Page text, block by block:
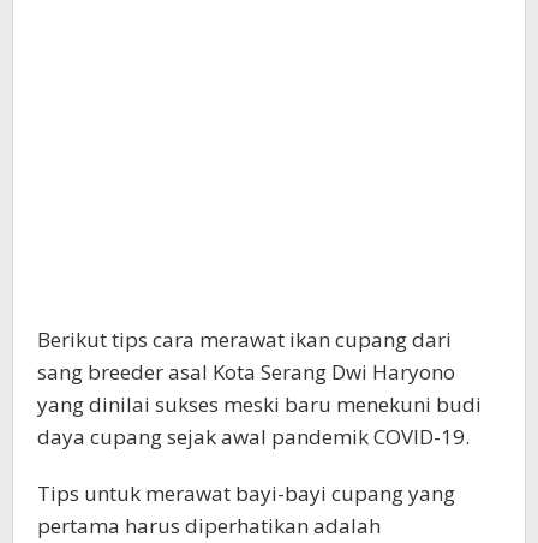
Berikut tips cara merawat ikan cupang dari
sang breeder asal Kota Serang Dwi Haryono
yang dinilai sukses meski baru menekuni budi
daya cupang sejak awal pandemik COVID-19.
Tips untuk merawat bayi-bayi cupang yang
pertama harus diperhatikan adalah